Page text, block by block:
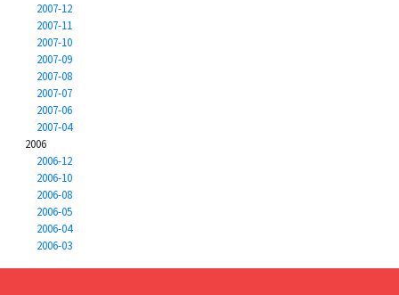
2007-12
2007-11
2007-10
2007-09
2007-08
2007-07
2007-06
2007-04
2006
2006-12
2006-10
2006-08
2006-05
2006-04
2006-03